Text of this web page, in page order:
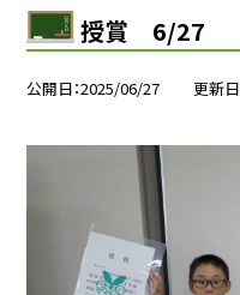
授賞 6/27
公開日 2025/06/27 更新日